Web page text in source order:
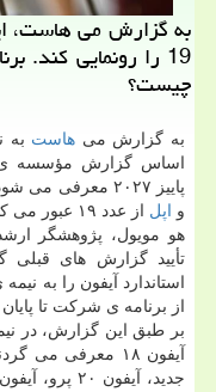
به گزارش می هاست،
19 را رونمایی کند.
چیست؟
به گزارش می هاست به
و
اپل از عدد ۱۹ عبور می کند.
تأیید گزارش های
استاندارد آیفون را به
از برنامه ی شرکت تا پایان ۲۰۲۷ عرضه داد.
آیفون ۱۸ معرفی